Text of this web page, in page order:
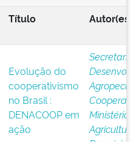
Título Autor(es)
Evolução do
cooperativismo
no Brasil :
DENACOOP em
ação
Ministério